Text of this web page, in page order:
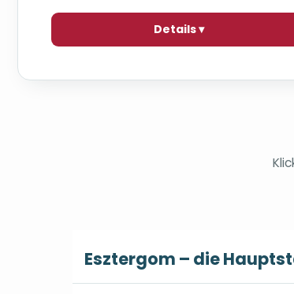
Details ▾
Esztergom – die